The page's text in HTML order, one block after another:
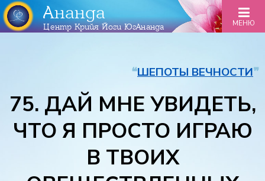
Ананда
Центр Крийя Йоги ЮгАнанда МЕНЮ
❝ШЕПОТЫ ВЕЧНОСТИ❞
75. ДАЙ МНЕ УВИДЕТЬ,
ЧТО Я ПРОСТО ИГРАЮ
В ТВОИХ